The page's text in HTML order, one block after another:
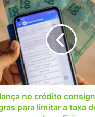
no crédito
para limitar a taxa